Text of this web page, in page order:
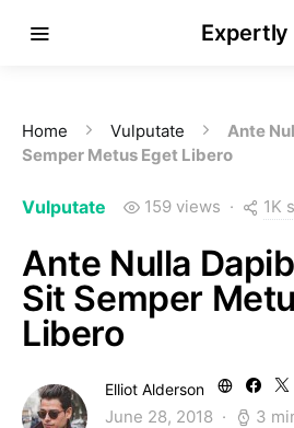
Expertly
Home Vulputate
Ante
Semper Metus Eget Libero
Vulputate 159 views 1K
Ante Nulla
Sit Semper
Libero
Elliot Alderson
June 28, 2018 3